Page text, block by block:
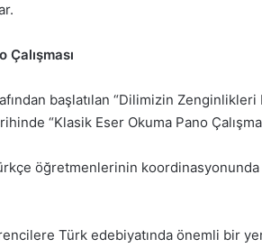
Çalışması
başlatılan “Dilimizin
“Klasik Eser Okuma Pano
öğretmenlerinin
Türk edebiyatında önemli bir